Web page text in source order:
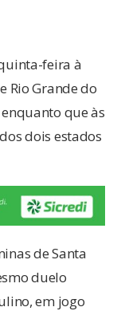
feira à
Rio Grande do
que às
dois estados
de Santa
duelo
em jogo